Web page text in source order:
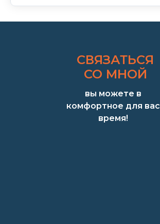
СВЯЗАТЬСЯ
СО МНОЙ
вы можете в
комфортное для вас
время!